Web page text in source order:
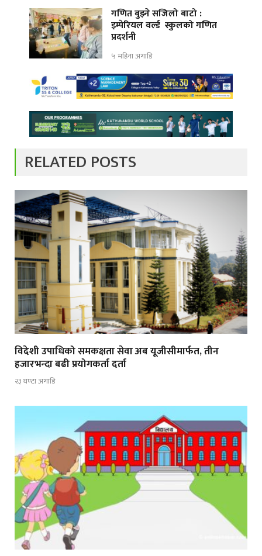
गणित बुझ्ने सजिलो बाटो :
इम्पेरियल वर्ल्ड स्कुलको गणित
प्रदर्शनी
५ महिना अगाडि
RELATED POSTS
विदेशी उपाधिको समकक्षता सेवा अब यूजीसीमार्फत, तीन
हजारभन्दा बढी प्रयोगकर्ता दर्ता
२३ घण्टा अगाडि